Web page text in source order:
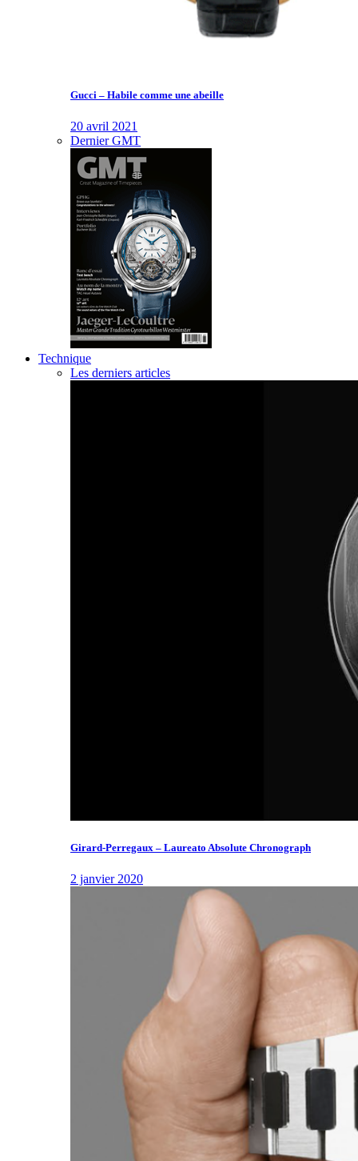
Gucci – Habile comme une abeille
20 avril 2021
Dernier GMT
Technique
Les derniers articles
Girard-Perregaux – Laureato Absolute Chronograph
2 janvier 2020